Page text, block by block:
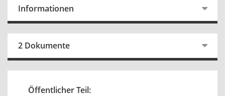
Informationen
2 Dokumente
Öffentlicher Teil: